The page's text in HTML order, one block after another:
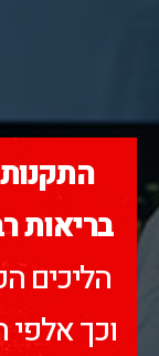
בריאות
הליכים
וכך אלפי